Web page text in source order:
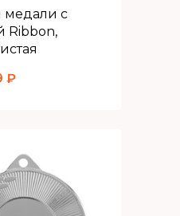
медали с
Ribbon,
₽